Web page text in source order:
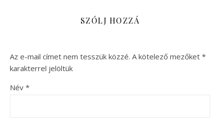
SZÓLJ HOZZÁ
Az e-mail címet nem tesszük közzé. A kötelező mezőket *
karakterrel jelöltük
Név *